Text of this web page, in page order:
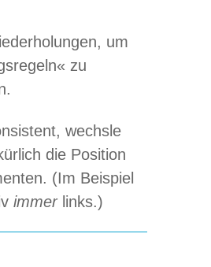
um
zu
wechsle
die Posi­tion
(Im Bei­spiel
immerlinks.)